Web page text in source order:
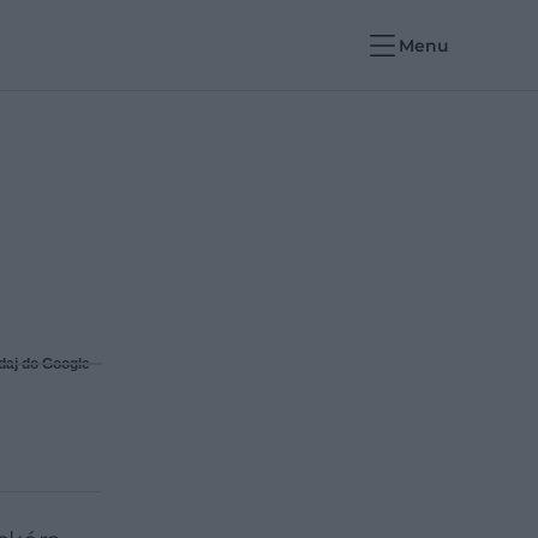
Menu
do Google